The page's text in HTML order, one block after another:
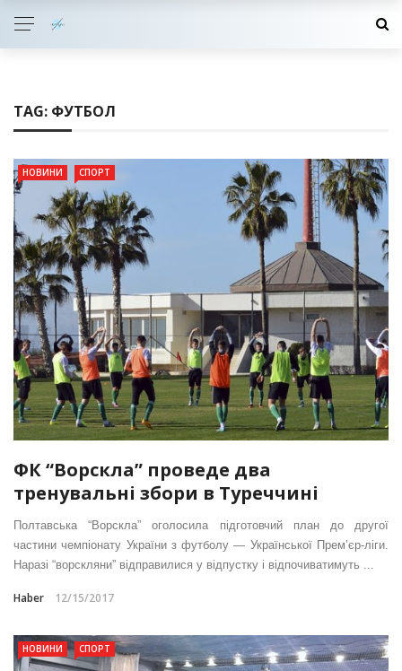
TAG: ФУТБОЛ
НОВИНИ СПОРТ
ФК “Ворскла” проведе два
тренувальні збори в Туреччині
Полтавська “Ворскла” оголосила підготовчий план до другої
частини чемпіонату України з футболу — Української Прем’єр-ліги.
Наразі “ворскляни” відправилися у відпустку і відпочиватимуть ...
Haber 12/15/2017
НОВИНИ СПОРТ